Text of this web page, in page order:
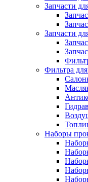
Запчасти
Запчасти
Фильтра
Наборы